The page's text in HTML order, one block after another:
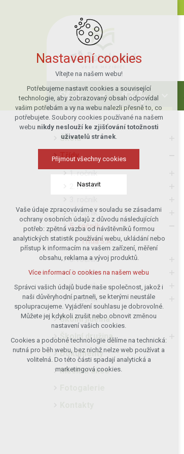
Škola Třídy
Škola
Třídy
1. ročník
2. ročník
4. ročník
5. ročník
Třída 5.A
6. ročník
7. ročník
8. ročník
9. ročník
Školní jídelna
Školní družina
Dokumenty
Měsíční akce
Nastavení cookies
Vítejte na našem webu!
Potřebujeme nastavit cookies a související
technologie, aby zobrazovaný obsah odpovídal
vašim potřebám a vy na webu nalezli přesně to, co
potřebujete. Soubory cookies používané na našem
webu nikdy neslouží ke zjišťování totožnosti
uživatelů stránek.
Přijmout všechny cookies
Nastavit
Technická cookies
nutná pro provozování webu
udržení kontextu stránek (session):
případná přihlášení, volby jazyka, apod.
Volitelná cookies
analytická pro anonymizované
vyhodnocení návštěvnosti
marketingová cookies (Google)
Více informací o cookies na našem webu
Přijmout všechny cookies
Odmítnout vše
Vaše údaje zpracováváme v souladu se zásadami
ochrany osobních údajů z důvodu následujících
potřeb: zpětná vazba od návštěvníků formou
analytických statistik používání webu, ukládání nebo
přístup k informacím na vašem zařízení, měření
obsahu, reklama a vývoj produktů.
Více informací o cookies na našem webu
Správci vašich údajů bude naše společnost, jakož i
naši důvěryhodní partneři, se kterými neustále
spolupracujeme. Vyjádření souhlasu je dobrovolné.
Můžete jej kdykoli zrušit nebo obnovit změnou
nastavení vašich cookies.
Cookies a podobné technologie dělíme na technická:
nutná pro běh webu, bez nichž nelze web používat a
volitelná. Do této části spadají analytická a
marketingová cookies.